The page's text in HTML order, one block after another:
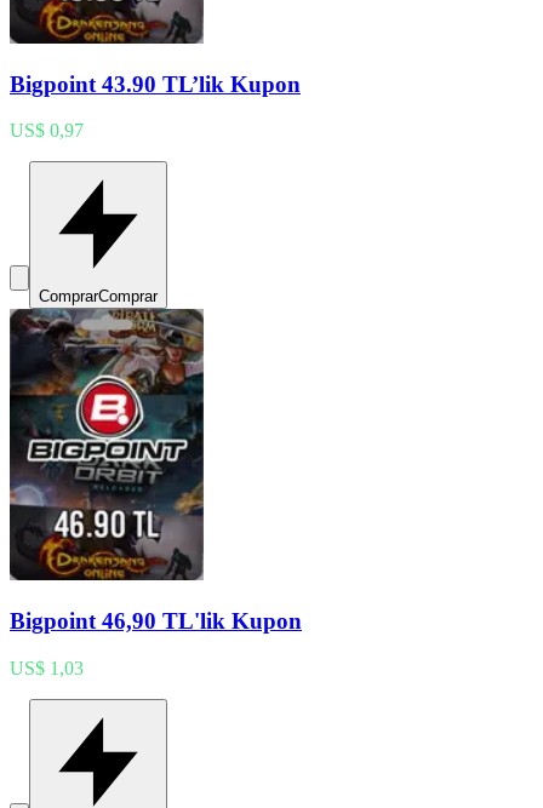
Bigpoint 43.90 TL’lik Kupon
US$ 0,97
ComprarComprar
Bigpoint 46,90 TL'lik Kupon
US$ 1,03